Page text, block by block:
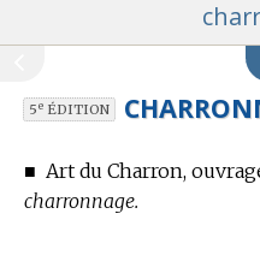
5eÉDITION
■ Art du Charron,
charronnage.